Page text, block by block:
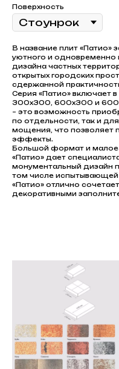
Поверхность
В название плит «Патио»
уютного и одновременно
дизайна частных
открытых городских
сдержанной
Серия «Патио» включает
300х300, 600х300 и
– это возможность
по отдельности, так и
мощения, что позволяет
эффекты.
Большой формат и малое
«Патио» дает
монументальный дизайн
том числе испытывающей
«Патио» отлично
декоративными